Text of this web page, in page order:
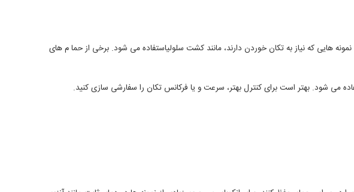
هایی که نیاز به تکان خوردن دارند، مانند کشت سلولیاستفاده می شود. برخی از حما م های
می شود. بهتر است برای کنترل بهتر، سرعت و یا فرکانس تکان را سفارشی سازی کنید.